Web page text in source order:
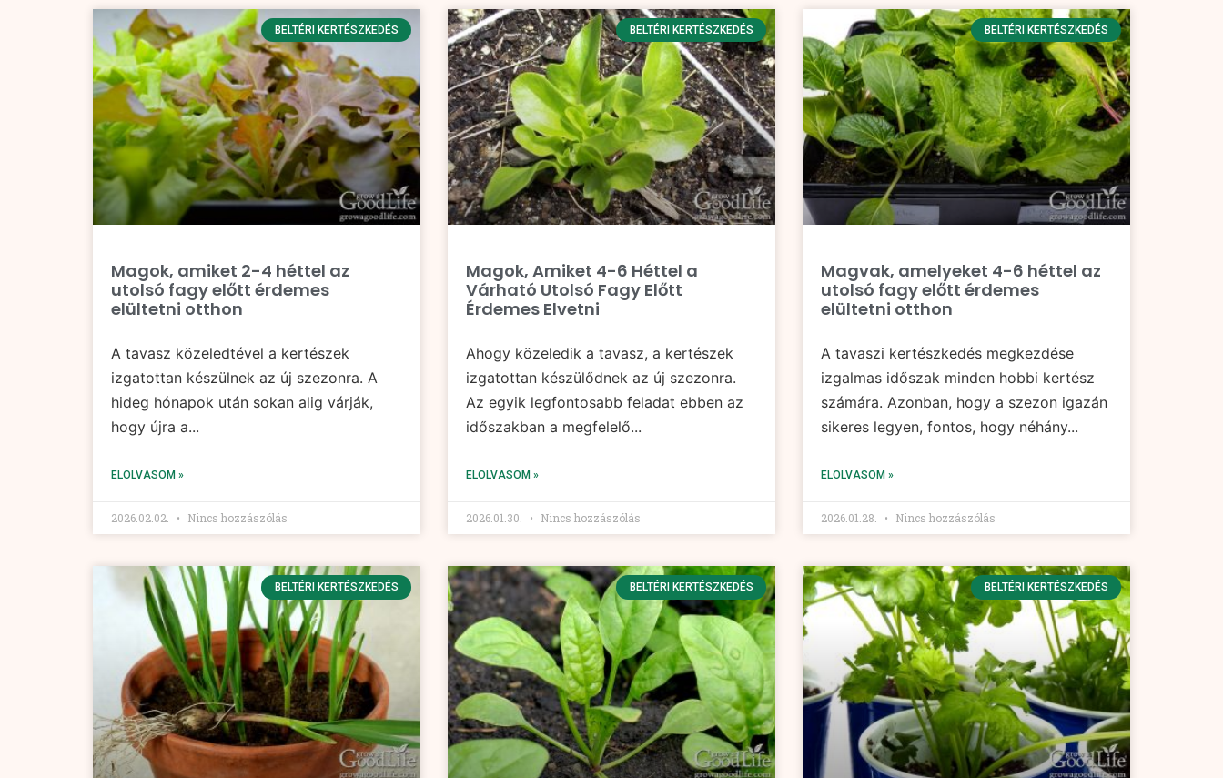
BELTÉRI KERTÉSZKEDÉS
Magok, amiket 2-4 héttel az
utolsó fagy előtt érdemes
elültetni otthon
A tavasz közeledtével a kertészek
izgatottan készülnek az új szezonra. A
hideg hónapok után sokan alig várják,
hogy újra a...
ELOLVASOM »
2026.02.02. Nincs hozzászólás
BELTÉRI KERTÉSZKEDÉS
Magok, Amiket 4-6 Héttel a
Várható Utolsó Fagy Előtt
Érdemes Elvetni
Ahogy közeledik a tavasz, a kertészek
izgatottan készülődnek az új szezonra.
Az egyik legfontosabb feladat ebben az
időszakban a megfelelő...
ELOLVASOM »
2026.01.30. Nincs hozzászólás
BELTÉRI KERTÉSZKEDÉS
Magvak, amelyeket 4-6 héttel az
utolsó fagy előtt érdemes
elültetni otthon
A tavaszi kertészkedés megkezdése
izgalmas időszak minden hobbi kertész
számára. Azonban, hogy a szezon igazán
sikeres legyen, fontos, hogy néhány...
ELOLVASOM »
2026.01.28. Nincs hozzászólás
BELTÉRI KERTÉSZKEDÉS BELTÉRI KERTÉSZKEDÉS BELTÉRI KERTÉSZKEDÉS